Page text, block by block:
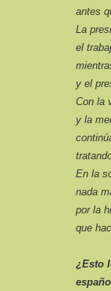
antes
La
el
y el
Con la
y la
En la
nada
por la
que
¿Esto